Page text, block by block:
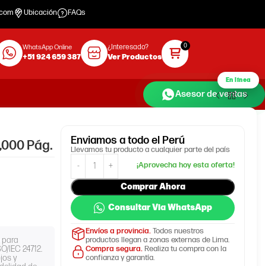
Ubicación FAQs
WhatsApp Online
+51 924 659 387
¿Interesado?
Ver Productos
En línea
Asesor de ventas
Pág.
para
IEC 24712.
y
Enviamosa todo el Perú
Llevamos tu producto a cualquier parte del país
Comprar Ahora
Consultar Via WhatsApp
Envíos a provincia.Todos nuestros
productos llegan a zonas externas de Lima.
Compra segura.Realiza tu compra con la
confianza y garantía.